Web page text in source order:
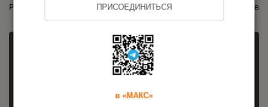
Росаккредитации для проверки товаров для маркетплейсов
ПРИСОЕДИНИТЬСЯ
в «МАКС»